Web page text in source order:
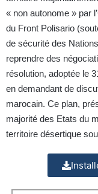
« non autonome » par
du Front Polisario
de sécurité des
reprendre des
résolution, adoptée le
en demandant de
marocain. Ce plan,
majorité des Etats du
territoire désertique